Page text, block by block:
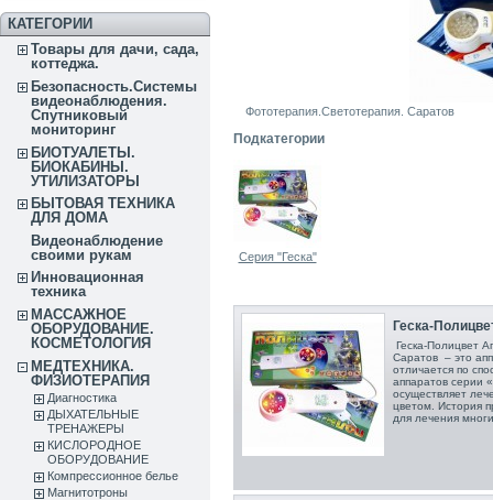
КАТЕГОРИИ
Товары для дачи, сада,
коттеджа.
Безопасность.Системы
видеонаблюдения.
Спутниковый
мониторинг
БИОТУАЛЕТЫ.
БИОКАБИНЫ.
УТИЛИЗАТОРЫ
БЫТОВАЯ ТЕХНИКА
ДЛЯ ДОМА
Видеонаблюдение
своими рукам
Инновационная
техника
МАССАЖНОЕ
ОБОРУДОВАНИЕ.
КОСМЕТОЛОГИЯ
МЕДТЕХНИКА.
ФИЗИОТЕРАПИЯ
Диагностика
ДЫХАТЕЛЬНЫЕ
ТРЕНАЖЕРЫ
КИСЛОРОДНОЕ
ОБОРУДОВАНИЕ
Компрессионное белье
Магнитотроны
Фототерапия.Светотерапия. Саратов
Подкатегории
Серия "Геска"
Геска-
Геска-Полицвет
Саратов – это
отличается по
аппаратов серии
осуществляет
цветом. История
для лечения